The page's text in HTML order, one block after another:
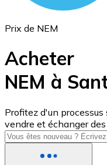
USD Coin
USDC
Prix de NEM
Acheter
NEM à
Profitez d'un
vendre et échanger